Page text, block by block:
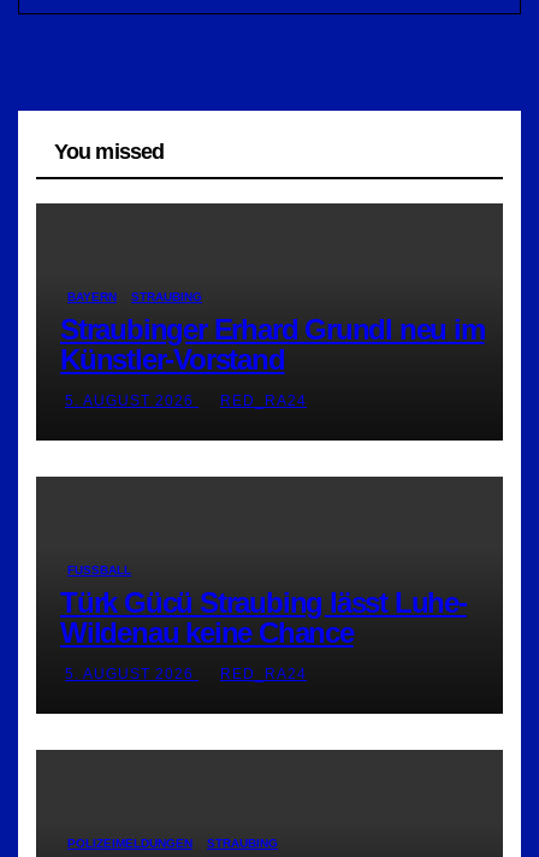
You missed
BAYERN STRAUBING
Straubinger Erhard Grundl neu im
Künstler-Vorstand
5. AUGUST 2026 RED_RA24
FUSSBALL
Türk Gücü Straubing lässt Luhe-
Wildenau keine Chance
5. AUGUST 2026 RED_RA24
POLIZEIMELDUNGEN STRAUBING